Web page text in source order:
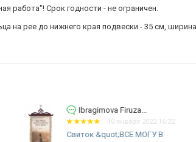
работа"! Срок годности - не ограничен.
на рее до нижнего края подвески - 35 см,
Ibragimova Firuza...
10 января 2022 16:22
Свиток &quot;ВСЕ МОГУ В